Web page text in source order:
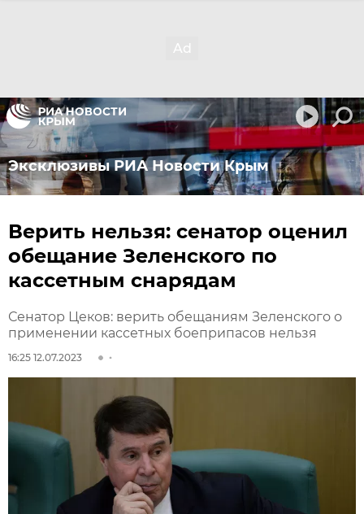
Эксклюзивы РИА Новости Крым
Верить нельзя: сенатор оценил
обещание Зеленского по
кассетным снарядам
Сенатор Цеков: верить обещаниям Зеленского о
применении кассетных боеприпасов нельзя
16:25 12.07.2023